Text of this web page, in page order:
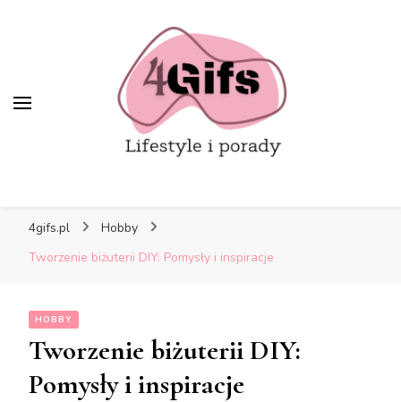
4gifs.pl
Hobby
Tworzenie biżuterii DIY: Pomysły i inspiracje
HOBBY
Tworzenie biżuterii DIY:
Pomysły i inspiracje